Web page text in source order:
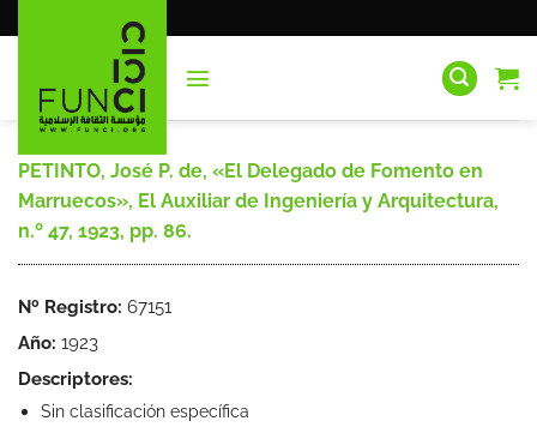
al
PETINTO, José P. de, «El Delegado de Fomento en
Marruecos», El Auxiliar de Ingeniería y Arquitectura,
n.º 47, 1923, pp. 86.
Nº Registro: 67151
Año: 1923
Descriptores:
Sin clasificación específica